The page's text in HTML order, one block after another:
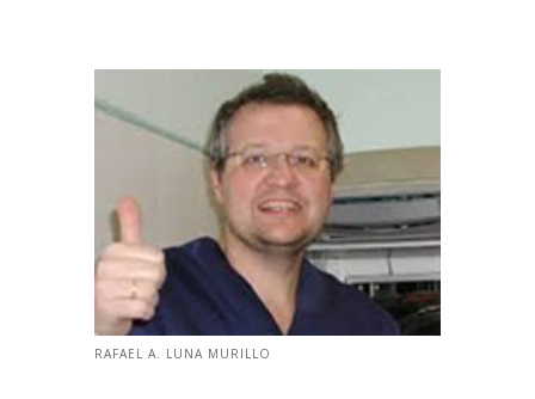
RAFAEL A. LUNA MURILLO